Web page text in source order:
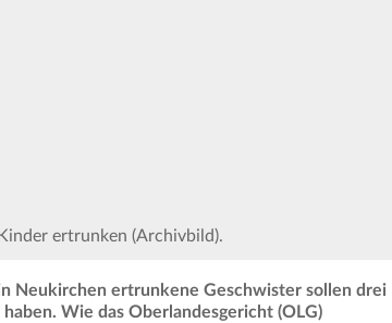
ertrunken (Archivbild).
Neukirchen ertrunkene Geschwister sollen drei
Wie das Oberlandesgericht (OLG)